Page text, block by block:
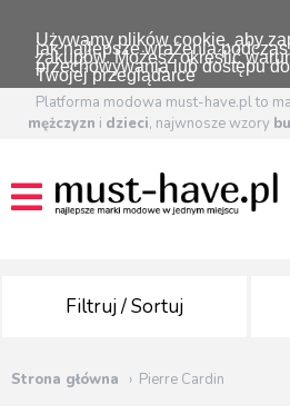
Używamy plików cookie, aby
jak najlepsze wrażenia
zakupów. Możesz określić
przechowywania lub dostępu
Twojej przeglądarce
Platforma modowa must-have.pl to
mężczyzn i dzieci, najwnosze wzory
Filtruj / Sortuj
Strona główna Pierre Cardin